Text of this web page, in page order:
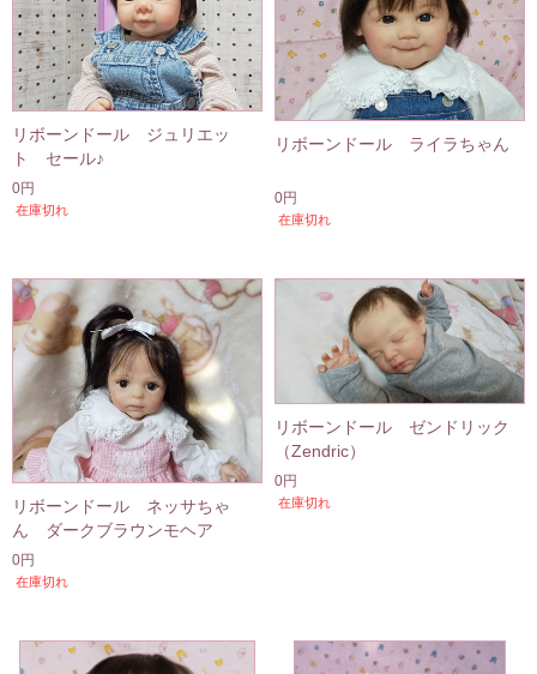
リボーンドール ジュリエッ
ト セール♪
0円
在庫切れ
リボーンドール ライラちゃん
0円
在庫切れ
リボーンドール ネッサちゃ
ん ダークブラウンモヘア
0円
在庫切れ
リボーンドール ゼンドリック
（Zendric）
0円
在庫切れ